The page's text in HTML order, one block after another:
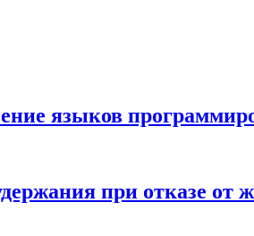
языков
при отказе от